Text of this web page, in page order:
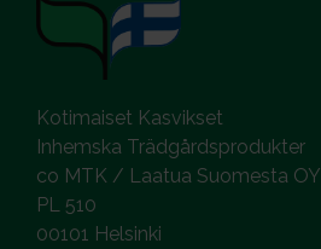
Kotimaiset Kasvikset
Inhemska Trädgårdsprodukter
co MTK / Laatua Suomesta OY
PL 510
00101 Helsinki